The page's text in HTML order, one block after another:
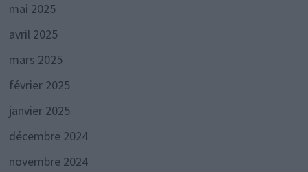
mai 2025
avril 2025
mars 2025
février 2025
janvier 2025
décembre 2024
novembre 2024